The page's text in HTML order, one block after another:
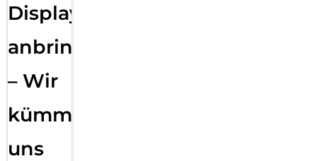
Displayfolie
anbringen
– Wir
kümmern
uns